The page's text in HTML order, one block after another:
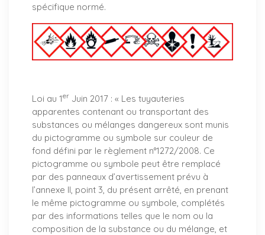
spécifique normé.
Loi au 1er Juin 2017 : « Les tuyauteries
apparentes contenant ou transportant des
substances ou mélanges dangereux sont munis
du pictogramme ou symbole sur couleur de
fond défini par le règlement n°1272/2008. Ce
pictogramme ou symbole peut être remplacé
par des panneaux d’avertissement prévu à
l’annexe II, point 3, du présent arrêté, en prenant
le même pictogramme ou symbole, complétés
par des informations telles que le nom ou la
composition de la substance ou du mélange, et